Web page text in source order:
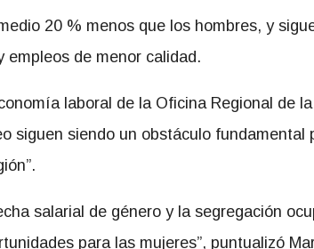
20 % menos que los hombres, y
empleos de menor calidad.
laboral de la Oficina Regional de la
siguen siendo un obstáculo fundamental
salarial de género y la segregación
para las mujeres”, puntualizó